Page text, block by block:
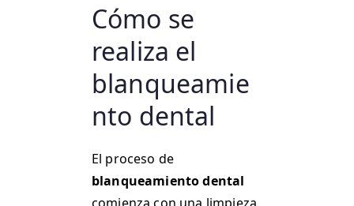
Cómo se
realiza el
blanqueamie
nto dental
El proceso de
blanqueamiento dental